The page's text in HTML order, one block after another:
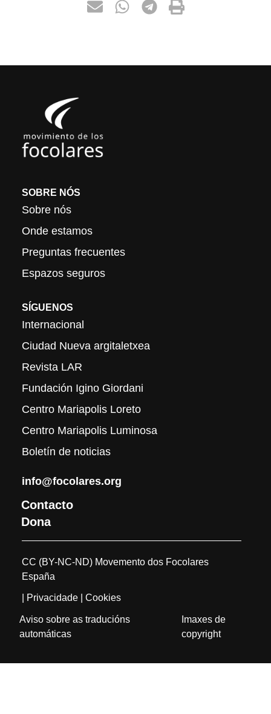
SOBRE NÓS
Sobre nós
Onde estamos
Preguntas frecuentes
Espazos seguros
SÍGUENOS
Internacional
Ciudad Nueva argitaletxea
Revista LAR
Fundación Igino Giordani
Centro Mariapolis Loreto
Centro Mariapolis Luminosa
Boletín de noticias
info@focolares.org
Contacto
Dona
CC (BY-NC-ND) Movemento dos Focolares
España
| Privacidade | Cookies
Aviso sobre as traducións
automáticas
Imaxes de
copyright